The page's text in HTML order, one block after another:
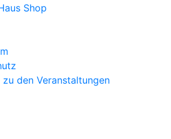
Shop
zu den Veranstaltungen